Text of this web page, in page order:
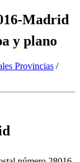
Madrid
y plano
Provincias /